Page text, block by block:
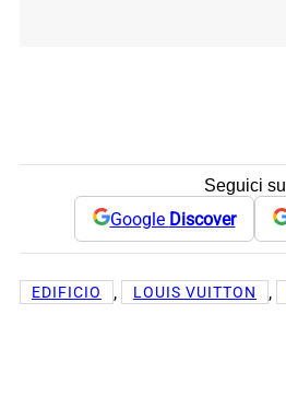
Seguici su
Google Discover
EDIFICIO , LOUIS VUITTON ,